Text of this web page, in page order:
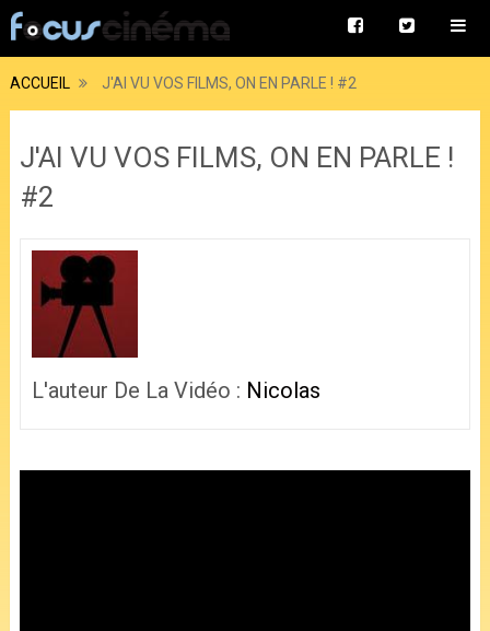
ACCUEIL J'AI VU VOS FILMS, ON EN PARLE ! #2
J'AI VU VOS FILMS, ON EN PARLE !
#2
L'auteur De La Vidéo : Nicolas